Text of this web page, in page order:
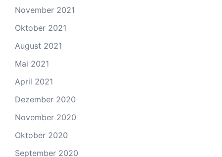
November 2021
Oktober 2021
August 2021
Mai 2021
April 2021
Dezember 2020
November 2020
Oktober 2020
September 2020